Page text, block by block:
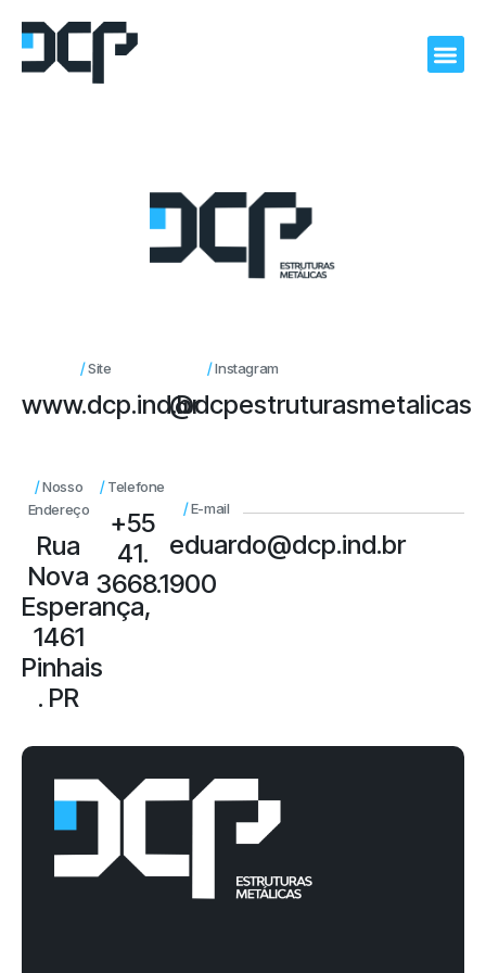
/Site
www.dcp.ind.br
/Instagram
@dcpestruturasmetalicas
/Nosso
Endereço
Rua
Nova
Esperança,
1461
Pinhais
. PR
/Telefone
+55
41.
3668.1900
/E-mail
eduardo@dcp.ind.br